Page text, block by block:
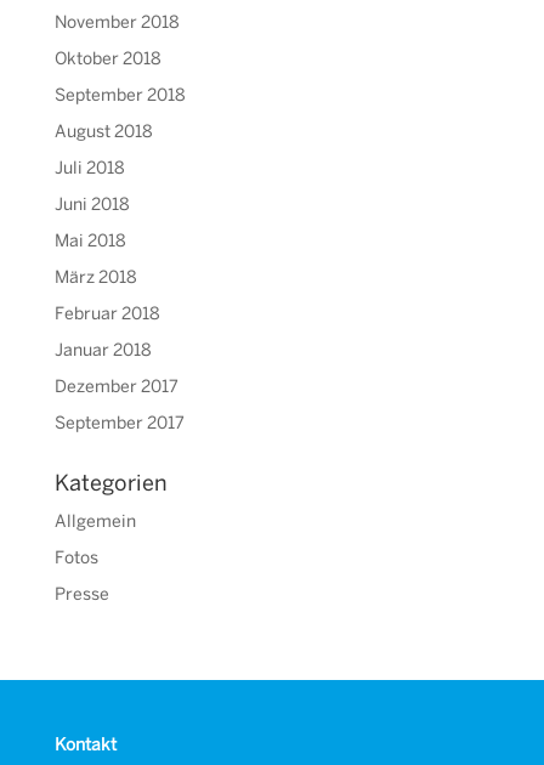
November 2018
Oktober 2018
September 2018
August 2018
Juli 2018
Juni 2018
Mai 2018
März 2018
Februar 2018
Januar 2018
Dezember 2017
September 2017
Kategorien
Allgemein
Fotos
Presse
Kontakt